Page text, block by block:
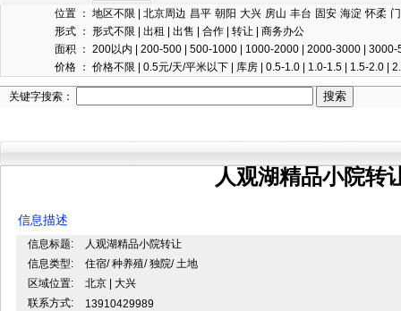
位置 ： 地区不限 北京周边 昌平 朝阳 大兴 房山 丰台 固安 海淀 怀柔
形式 ： 形式不限 出租 出售 合作 转让
商务办公
面积 ： 200以内 200-500 500-1000 1000-2000 2000-3000
3000-
价格 ： 价格不限 0.5元/天/平米以下 库房 0.5-1.0 1.0-1.5 1.5-2.0
关键字搜索：
人观湖精品小院转
信息描述
信息标题:
人观湖精品小院转让
信息类型:
住宿/ 种养殖/ 独院/ 土地
区域位置:
北京 | 大兴
联系方式:
13910429989